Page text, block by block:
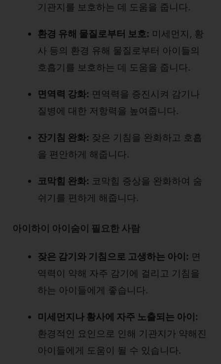
기관지를 보호하는 데 도움을 줍니다.
환경 유해 물질로부터 보호: 미세먼지, 황
사 등의 환경 유해 물질로부터 아이들의
호흡기를 보호하는 데 도움을 줍니다.
면역력 강화: 면역력을 증진시켜 감기나
질병에 대한 저항력을 높여줍니다.
잔기침 완화: 잦은 기침을 완화하고 호흡
을 편안하게 해줍니다.
코막힘 완화: 코막힘 증상을 완화하여 숨
쉬기를 편하게 해줍니다.
아이하이 아이숨이 필요한 사람
잦은 감기와 기침으로 고생하는 아이: 면
역력이 약해 자주 감기에 걸리고 기침을
하는 아이들에게 좋습니다.
미세먼지나 황사에 자주 노출되는 아이:
환경적인 요인으로 인해 기관지가 약해진
아이들에게 도움이 될 수 있습니다.